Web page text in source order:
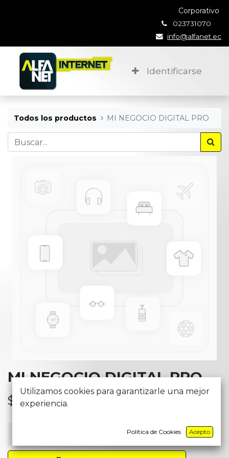
Corporativo
023731070
info@alfanet.ec
Identificarse
Todos los productos MI NEGOCIO DIGITAL PRO
MI NEGOCIO DIGITAL PRO
$ 37,83
Utilizamos cookies para garantizarle una mejor
experiencia.
Política de Cookies Acepto